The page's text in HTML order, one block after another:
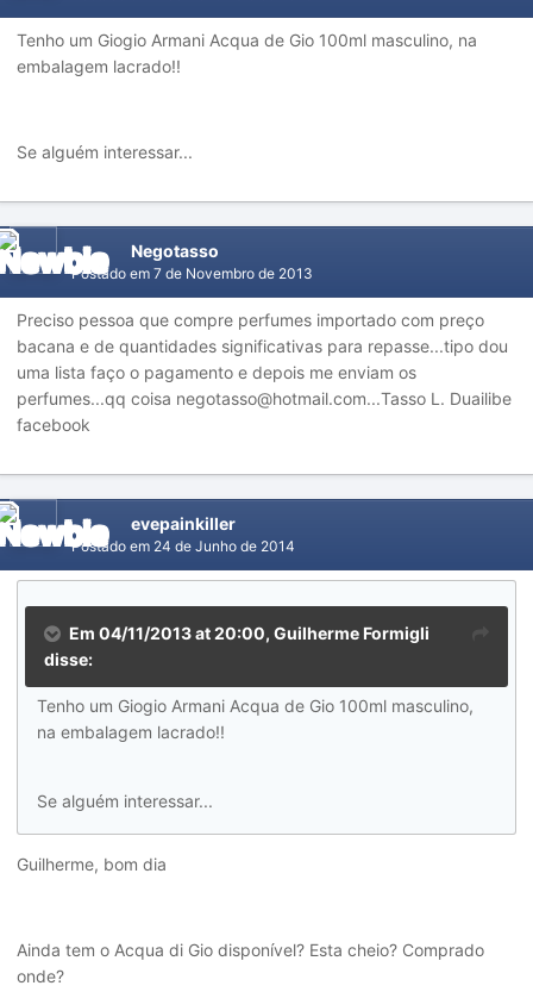
Tenho um Giogio Armani Acqua de Gio 100ml masculino, na
embalagem lacrado!!
Se alguém interessar...
Negotasso
Postado em 7 de Novembro de 2013
Preciso pessoa que compre perfumes importado com preço
bacana e de quantidades significativas para repasse...tipo dou
uma lista faço o pagamento e depois me enviam os
perfumes...qq coisa negotasso@hotmail.com...Tasso L. Duailibe
facebook
evepainkiller
Postado em 24 de Junho de 2014
Em 04/11/2013 at 20:00, Guilherme Formigli
disse:
Tenho um Giogio Armani Acqua de Gio 100ml masculino,
na embalagem lacrado!!
Se alguém interessar...
Guilherme, bom dia
Ainda tem o Acqua di Gio disponível? Esta cheio? Comprado
onde?